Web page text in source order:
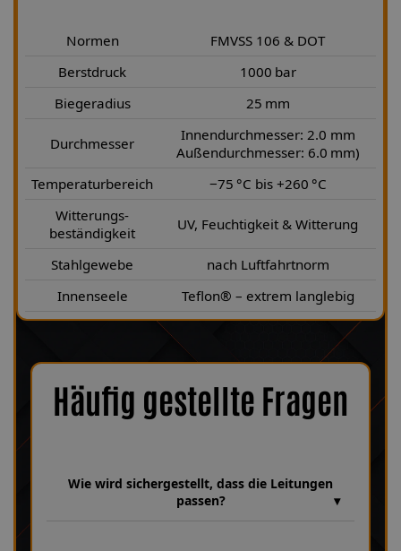
Normen
FMVSS 106 & DOT
Berstdruck
1000 bar
Biegeradius
25 mm
Durchmesser
Innendurchmesser: 2.0 mm
Außendurchmesser: 6.0 mm)
Temperaturbereich
−75 °C bis +260 °C
Witterungs-
beständigkeit
UV, Feuchtigkeit & Witterung
Stahlgewebe
nach Luftfahrtnorm
Innenseele
Teflon® – extrem langlebig
Häufig gestellte Fragen
Wie wird sichergestellt, dass die Leitungen
passen?